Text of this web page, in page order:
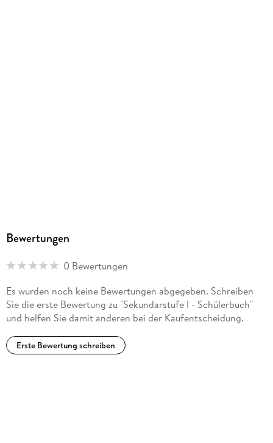
Cornelsen Verlag GmbH, Mecklenburgische Straße 53, 14197
Bewertungen
0 Bewertungen
Es wurden noch keine Bewertungen abgegeben. Schreiben
Sie die erste Bewertung zu "Sekundarstufe I - Schülerbuch"
und helfen Sie damit anderen bei der Kaufentscheidung.
Erste Bewertung schreiben